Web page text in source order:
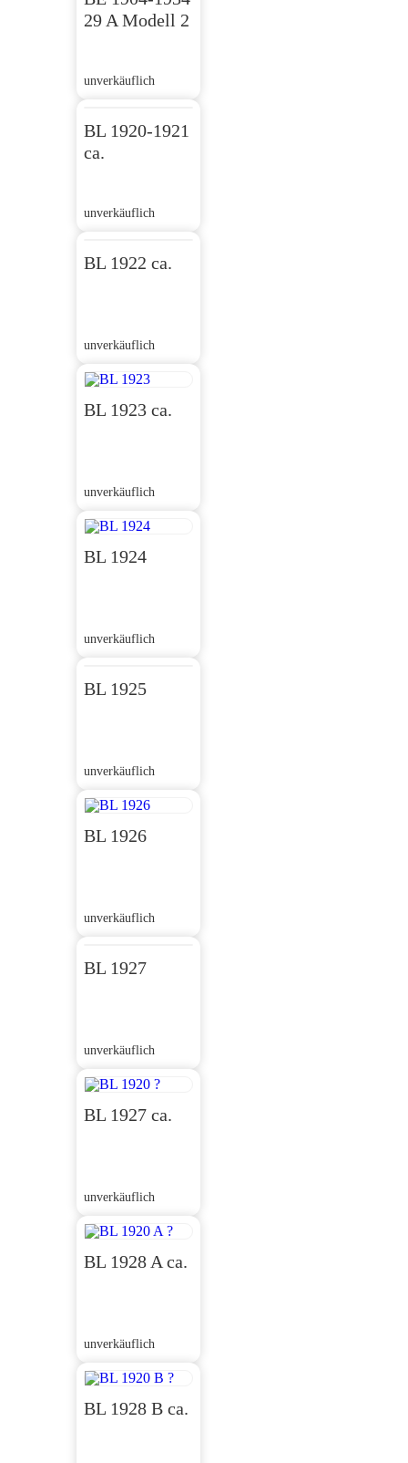
29 A Modell 2
unverkäuflich
BL 1920-1921
ca.
unverkäuflich
BL 1922 ca.
unverkäuflich
BL 1923 ca.
unverkäuflich
BL 1924
unverkäuflich
BL 1925
unverkäuflich
BL 1926
unverkäuflich
BL 1927
unverkäuflich
BL 1927 ca.
unverkäuflich
BL 1928 A ca.
unverkäuflich
BL 1928 B ca.